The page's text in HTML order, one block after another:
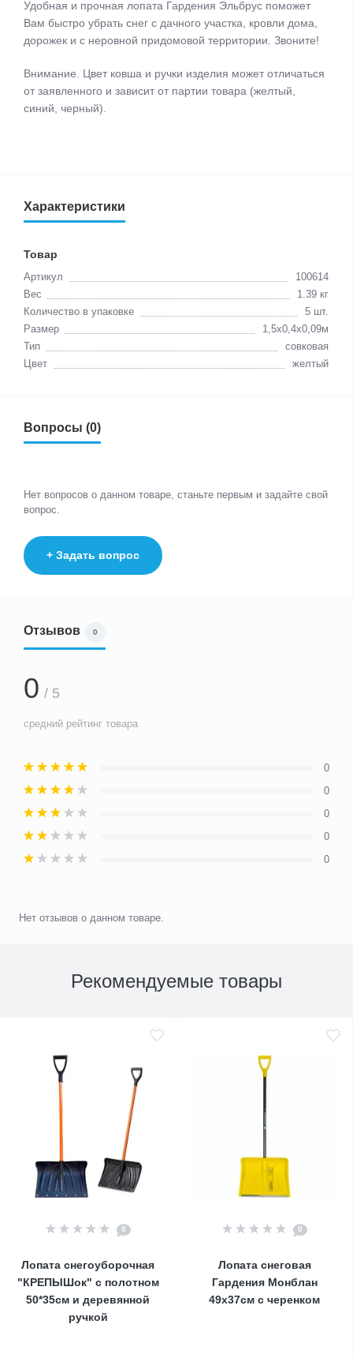
Удобная и прочная лопата Гардения Эльбрус поможет
Вам быстро убрать снег с дачного участка, кровли дома,
дорожек и с неровной придомовой территории. Звоните!
Внимание. Цвет ковша и ручки изделия может отличаться
от заявленного и зависит от партии товара (желтый,
синий, черный).
Характеристики
Товар
Артикул
100614
Вес
1.39 кг
Количество в упаковке
5 шт.
Размер
1,5х0,4х0,09м
Тип
совковая
Цвет
желтый
Вопросы (0)
Нет вопросов о данном товаре, станьте первым и задайте свой
вопрос.
+ Задать вопрос
Отзывов 0
0 / 5
средний рейтинг товара
0
0
0
0
0
Нет отзывов о данном товаре.
Рекомендуемые товары
0
Лопата снегоуборочная
"КРЕПЫШок" с полотном
50*35см и деревянной
ручкой
0
Лопата снеговая
Гардения Монблан
49х37см с черенком